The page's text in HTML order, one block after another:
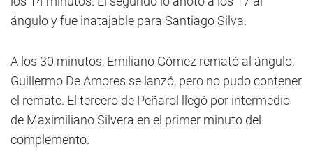
ángulo y fue inatajable para Santiago Silva.
A los 30 minutos, Emiliano Gómez remató al ángulo,
Guillermo De Amores se lanzó, pero no pudo contener
el remate. El tercero de Peñarol llegó por intermedio
de Maximiliano Silvera en el primer minuto del
complemento.